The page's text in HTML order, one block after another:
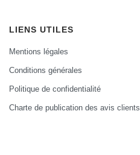
LIENS UTILES
Mentions légales
Conditions générales
Politique de confidentialité
Charte de publication des avis clients